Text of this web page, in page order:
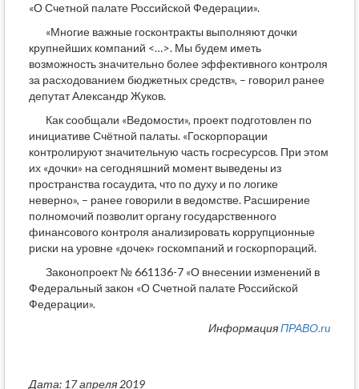
«О Счетной палате Российской Федерации».
«Многие важные госконтракты выполняют дочки
крупнейших компаний <…>. Мы будем иметь
возможность значительно более эффективного контроля
за расходованием бюджетных средств», – говорил ранее
депутат Александр Жуков.
Как сообщали «Ведомости», проект подготовлен по
инициативе Счётной палаты. «Госкорпорации
контролируют значительную часть госресурсов. При этом
их «дочки» на сегодняшний момент выведены из
пространства госаудита, что по духу и по логике
неверно», – ранее говорили в ведомстве. Расширение
полномочий позволит органу государственного
финансового контроля анализировать коррупционные
риски на уровне «дочек» госкомпаний и госкорпораций.
Законопроект № 661136-7 «О внесении изменений в
Федеральный закон «О Счетной палате Российской
Федерации».
ИнформацияПРАВО.ru
Дата: 17 апреля 2019